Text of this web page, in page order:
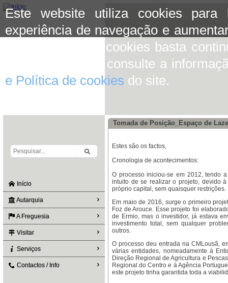
Este website utiliza cookies para
experiência de navegação e
aceitar o uso de cookies basta
mais informação consulte a
e Política de cookies do site.
Início
Autarquia
A Freguesia
Visitar
Serviços
Contactos / Info
Tomada de Posição_Espaço de
Estes são os factos,
Cronologia de acontecimentos:
O processo iniciou-se em 2012, tendo
intuito de se realizar o projeto, devido
próprio capital, sem quaisquer restrições.
Em maio de 2016, surge o primeiro
Foz de Arouce. Esse projeto foi
de Ermio, mas o investidor, já estava
investimento total, sem qualquer
outros.
O processo deu entrada na CMLousã,
várias entidades, nomeadamente à
Direção Regional de Agricultura e
Regional do Centro e à Agência
este projeto tinha garantida toda a